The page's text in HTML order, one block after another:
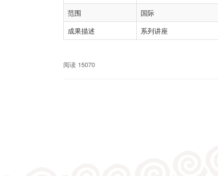
范围
国际
成果描述
系列讲座
阅读 15070